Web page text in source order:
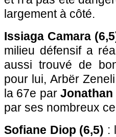
largement à côté.
Issiaga Camara
milieu défensif a
aussi trouvé de
pour lui, Arbër
la 67e par Jonathan
par ses nombreux
Sofiane Diop (6,5) :